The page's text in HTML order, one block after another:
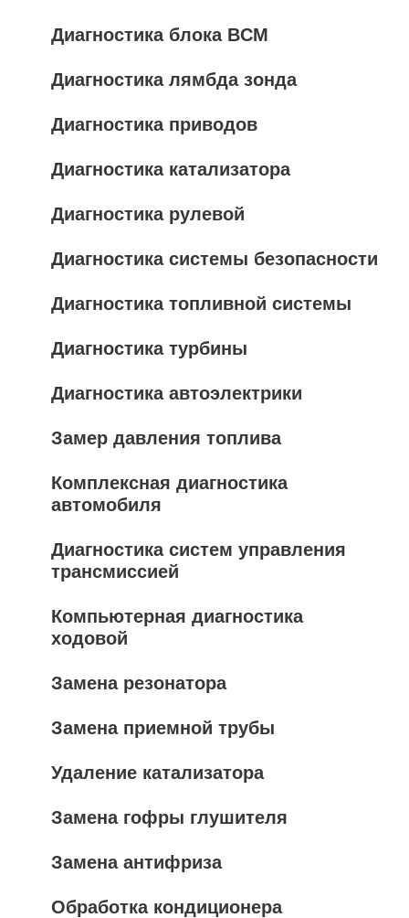
Диагностика блока BCM
Диагностика лямбда зонда
Диагностика приводов
Диагностика катализатора
Диагностика рулевой
Диагностика системы безопасности
Диагностика топливной системы
Диагностика турбины
Диагностика автоэлектрики
Замер давления топлива
Комплексная диагностика
автомобиля
Диагностика систем управления
трансмиссией
Компьютерная диагностика
ходовой
Замена резонатора
Замена приемной трубы
Удаление катализатора
Замена гофры глушителя
Замена антифриза
Обработка кондиционера